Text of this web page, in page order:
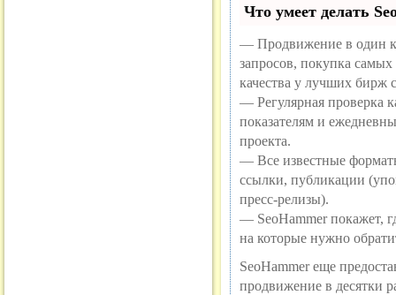
Что умеет делать
— Продвижение в один
запросов, покупка
качества у лучших бирж
— Регулярная проверка
показателям и
проекта.
— Все известные
ссылки, публикации
пресс-релизы).
— SeoHammer покажет,
на которые нужно
SeoHammer еще
продвижение в десятки